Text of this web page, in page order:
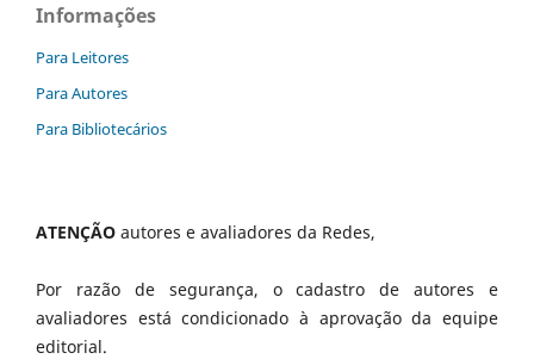
Informações
Para Leitores
Para Autores
Para Bibliotecários
ATENÇÃO autores e avaliadores da Redes,
Por razão de segurança, o cadastro de autores e
avaliadores está condicionado à aprovação da equipe
editorial.